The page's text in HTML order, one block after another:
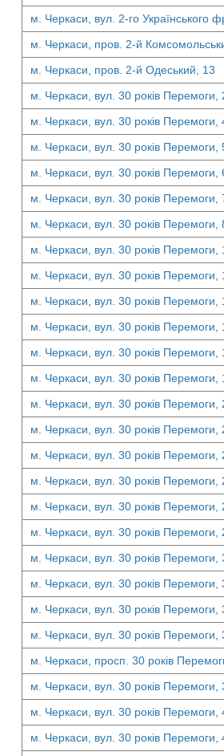
м. Черкаси, вул. 2-го Українського
м. Черкаси, пров. 2-й
м. Черкаси, пров. 2-й Одеський, 13
м. Черкаси, вул. 30 років Перемоги,
м. Черкаси, вул. 30 років Перемоги,
м. Черкаси, вул. 30 років Перемоги,
м. Черкаси, вул. 30 років Перемоги,
м. Черкаси, вул. 30 років Перемоги,
м. Черкаси, вул. 30 років Перемоги,
м. Черкаси, вул. 30 років Перемоги,
м. Черкаси, вул. 30 років Перемоги,
м. Черкаси, вул. 30 років Перемоги,
м. Черкаси, вул. 30 років Перемоги,
м. Черкаси, вул. 30 років Перемоги,
м. Черкаси, вул. 30 років Перемоги,
м. Черкаси, вул. 30 років Перемоги,
м. Черкаси, вул. 30 років Перемоги,
м. Черкаси, вул. 30 років Перемоги,
м. Черкаси, вул. 30 років Перемоги,
м. Черкаси, вул. 30 років Перемоги,
м. Черкаси, вул. 30 років Перемоги,
м. Черкаси, вул. 30 років Перемоги,
м. Черкаси, вул. 30 років Перемоги,
м. Черкаси, вул. 30 років Перемоги,
м. Черкаси, вул. 30 років Перемоги,
м. Черкаси, просп. 30 років
м. Черкаси, вул. 30 років Перемоги,
м. Черкаси, вул. 30 років Перемоги,
м. Черкаси, вул. 30 років Перемоги,